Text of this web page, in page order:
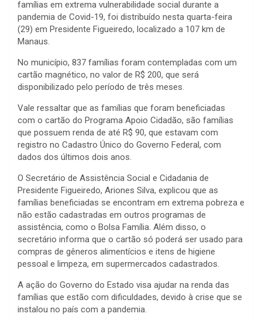
famílias em extrema vulnerabilidade social durante a
pandemia de Covid-19, foi distribuído nesta quarta-feira
(29) em Presidente Figueiredo, localizado a 107 km de
Manaus.
No município, 837 famílias foram contempladas com um
cartão magnético, no valor de R$ 200, que será
disponibilizado pelo período de três meses.
Vale ressaltar que as famílias que foram beneficiadas
com o cartão do Programa Apoio Cidadão, são famílias
que possuem renda de até R$ 90, que estavam com
registro no Cadastro Único do Governo Federal, com
dados dos últimos dois anos.
O Secretário de Assistência Social e Cidadania de
Presidente Figueiredo, Ariones Silva, explicou que as
famílias beneficiadas se encontram em extrema pobreza e
não estão cadastradas em outros programas de
assistência, como o Bolsa Família. Além disso, o
secretário informa que o cartão só poderá ser usado para
compras de gêneros alimentícios e itens de higiene
pessoal e limpeza, em supermercados cadastrados.
A ação do Governo do Estado visa ajudar na renda das
famílias que estão com dificuldades, devido à crise que se
instalou no país com a pandemia.